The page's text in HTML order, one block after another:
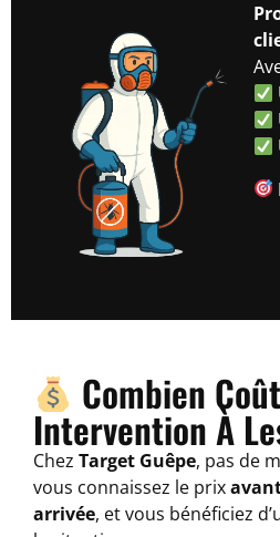
Combien
Intervention À
Chez Target Guêpe, pas de
vous connaissez le prix
arrivée, et vous bénéficiez